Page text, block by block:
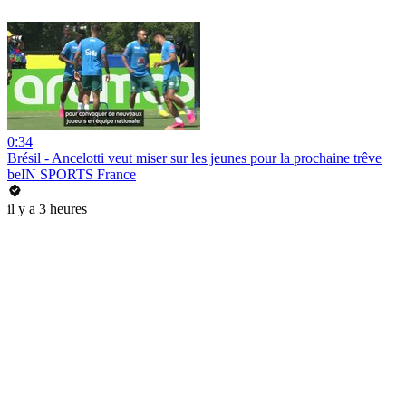
0:34
Brésil - Ancelotti veut miser sur les jeunes pour la prochaine trêve
beIN SPORTS France
il y a 3 heures